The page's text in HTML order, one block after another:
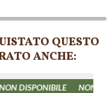
QUESTO
ANCHE:
DISPONIBILE NON